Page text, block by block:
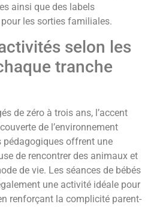
ainsi que des labels
les sorties familiales.
selon les
tranche
de zéro à trois ans, l’accent
de l’environnement
pédagogiques offrent une
de rencontrer des animaux et
de vie. Les séances de bébés
une activité idéale pour
renforçant la complicité parent-